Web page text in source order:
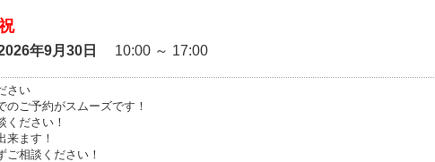
年9月30日 10:00 ～ 17:00
さい
ご予約がスムーズです！
ください！
来ます！
ご相談ください！